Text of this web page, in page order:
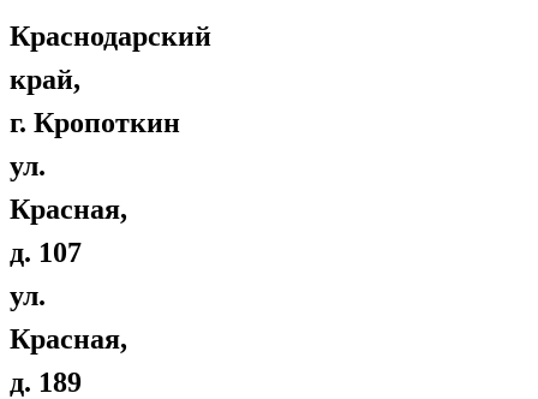
Краснодарский
край,
г. Кропоткин
ул.
Красная,
д. 107
ул.
Красная,
д. 189